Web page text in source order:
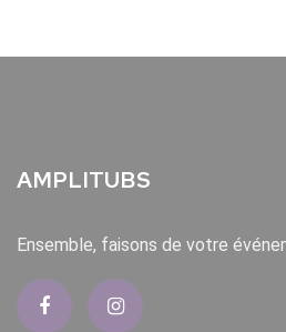
AMPLITUBS
Ensemble, faisons de votre